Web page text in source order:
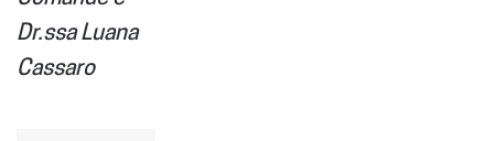
Dr.ssa Luana
Cassaro